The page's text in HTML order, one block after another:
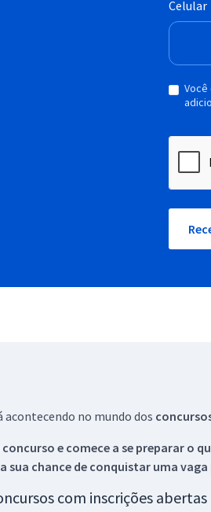
Celular
acontecendo no mundo dos
e comece a se preparar o
sua chance de conquistar uma vaga
com inscrições abertas